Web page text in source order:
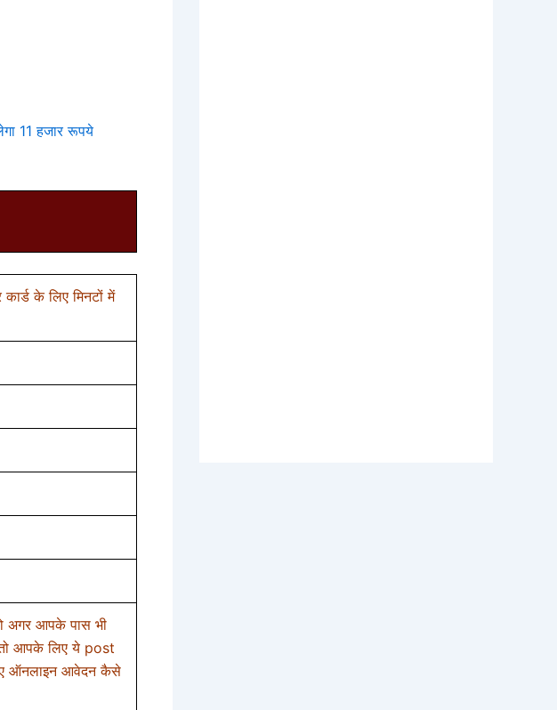
11 हजार रूपये
के लिए मिनटों में
अगर आपके पास भी
तो आपके लिए ये post
ऑनलाइन आवेदन कैसे